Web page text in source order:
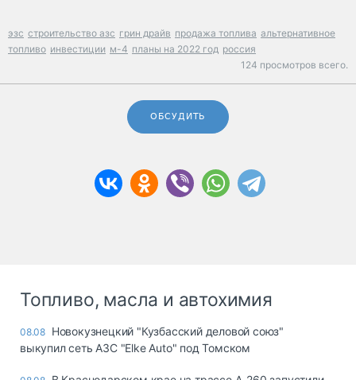
эзс строительство азс грин драйв продажа топлива альтернативное
топливо инвестиции м-4 планы на 2022 год россия
124 просмотров всего.
ОБСУДИТЬ
Топливо, масла и автохимия
08.08 Новокузнецкий "Кузбасский деловой союз"
выкупил сеть АЗС "Elke Auto" под Томском